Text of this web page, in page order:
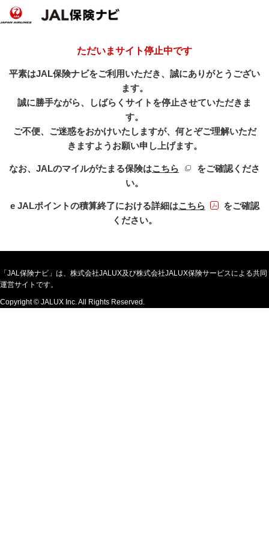
ただいまサイト停止中です
平素はJAL保険ナビをご利用いただき、誠にありがとうござい
ます。
誠に勝手ながら、しばらくサイトを停止させていただきま
す。
ご不便、ご迷惑をおかけいたしますが、何とぞご理解いただ
きますようお願い申し上げます。
なお、JALのマイルがたまる保険はこちら 新規ウィンドウを開
をご確認くださ
い。
e JALポイントの積算終了における詳細はこちらPDFファイル
をご確認
ください。
「JAL保険ナビ」は、株式会社JALUX及び株式会社JALUX保険サービスによる共同
運営サイトです。
Copyright © JALUX Inc. All Rights Reserved.